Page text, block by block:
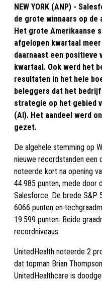
NEW YORK (ANP) -
de grote winnaars op de
Het grote Amerikaanse
afgelopen kwartaal
daarnaast een positieve
kwartaal. Ook werd het
resultaten in het hele
beleggers dat het
strategie op het gebied
(AI). Het aandeel werd
gezet.
De algehele stemming op
nieuwe recordstanden een
noteerde kort na opening
44.985 punten, mede door
Salesforce. De brede S&P
6066 punten en
19.599 punten. Beide
recordniveaus.
UnitedHealth noteerde 2
dat topman Brian
UnitedHealthcare is